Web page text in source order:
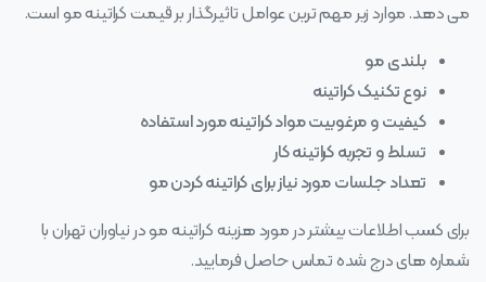
می‌ دهد. موارد زیر مهم‌ ترین عوامل تاثیرگذار بر قیمت کراتینه مو است.
بلندی مو
نوع تکنیک کراتینه
کیفیت و مرغوبیت مواد کراتینه مورد استفاده
تسلط و تجربه کراتینه کار
تعداد جلسات مورد نیاز برای کراتینه کردن مو
برای کسب اطلاعات بیشتر در مورد هزینه کراتینه مو در نیاوران تهران با
شماره های درج شده تماس حاصل فرمایید.